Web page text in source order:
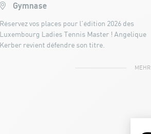
Gymnase
Réservez vos places pour l'édition 2026 des
Luxembourg Ladies Tennis Master ! Angelique
Kerber revient défendre son titre.
MEHR